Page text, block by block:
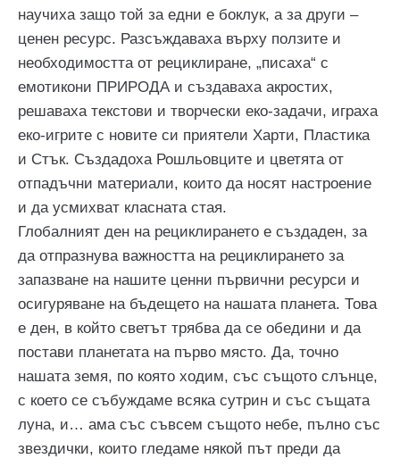
научиха защо той за едни е боклук, а за други –
ценен ресурс. Разсъждаваха върху ползите и
необходимостта от рециклиране, „писаха“ с
емотикони ПРИРОДА и създаваха акростих,
решаваха текстови и творчески еко-задачи, играха
еко-игрите с новите си приятели Харти, Пластика
и Стък. Създадоха Рошльовците и цветята от
отпадъчни материали, които да носят настроение
и да усмихват класната стая.
Глобалният ден на рециклирането е създаден, за
да отпразнува важността на рециклирането за
запазване на нашите ценни първични ресурси и
осигуряване на бъдещето на нашата планета. Това
е ден, в който светът трябва да се обедини и да
постави планетата на първо място. Да, точно
нашата земя, по която ходим, със същото слънце,
с което се събуждаме всяка сутрин и със същата
луна, и… ама със съвсем същото небе, пълно със
звездички, които гледаме някой път преди да